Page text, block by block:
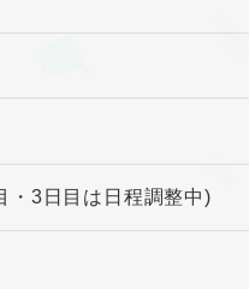
・3日目は日程調整中)